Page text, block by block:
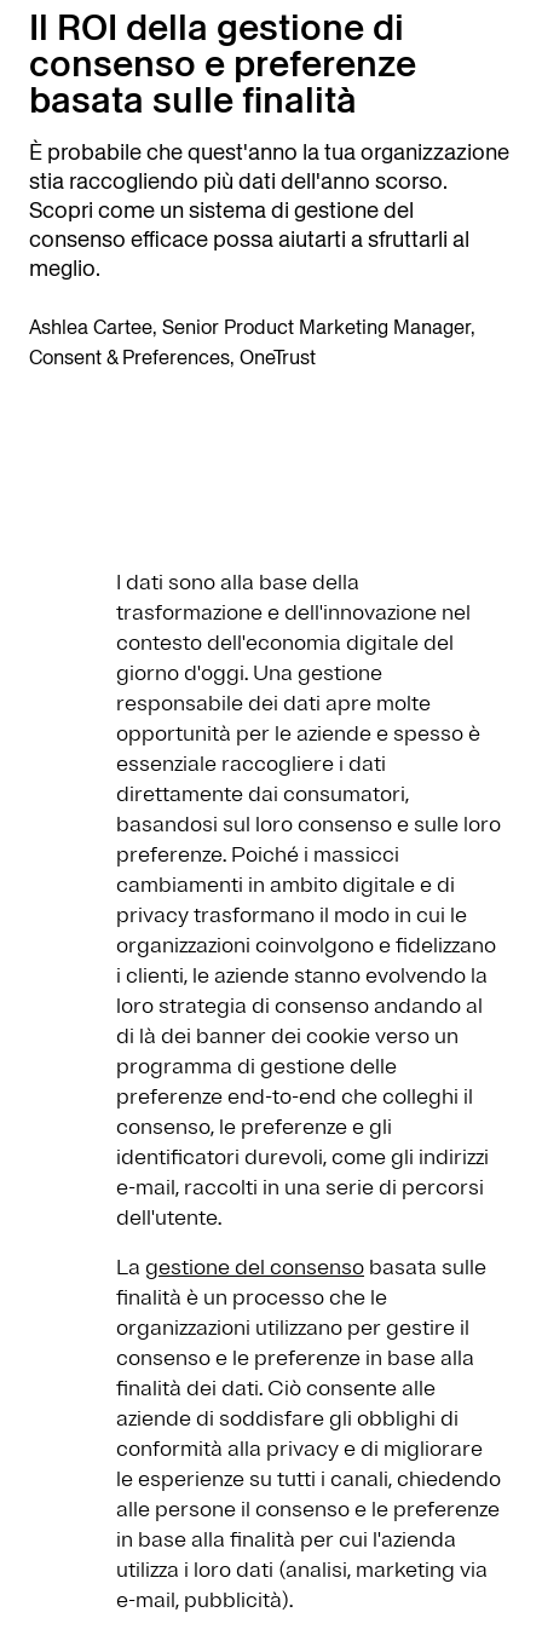
Il ROI della gestione di
consenso e preferenze
basata sulle finalità
È probabile che quest'anno la tua organizzazione
stia raccogliendo più dati dell'anno scorso.
Scopri come un sistema di gestione del
consenso efficace possa aiutarti a sfruttarli al
meglio.
Ashlea Cartee, Senior Product Marketing Manager,
Consent & Preferences, OneTrust
I dati sono alla base della
trasformazione e dell'innovazione nel
contesto dell'economia digitale del
giorno d'oggi. Una gestione
responsabile dei dati apre molte
opportunità per le aziende e spesso è
essenziale raccogliere i dati
direttamente dai consumatori,
basandosi sul loro consenso e sulle loro
preferenze. Poiché i massicci
cambiamenti in ambito digitale e di
privacy trasformano il modo in cui le
organizzazioni coinvolgono e fidelizzano
i clienti, le aziende stanno evolvendo la
loro strategia di consenso andando al
di là dei banner dei cookie verso un
programma di gestione delle
preferenze end-to-end che colleghi il
consenso, le preferenze e gli
identificatori durevoli, come gli indirizzi
e-mail, raccolti in una serie di percorsi
dell'utente.
La gestione del consenso basata sulle
finalità è un processo che le
organizzazioni utilizzano per gestire il
consenso e le preferenze in base alla
finalità dei dati. Ciò consente alle
aziende di soddisfare gli obblighi di
conformità alla privacy e di migliorare
le esperienze su tutti i canali, chiedendo
alle persone il consenso e le preferenze
in base alla finalità per cui l'azienda
utilizza i loro dati (analisi, marketing via
e-mail, pubblicità).